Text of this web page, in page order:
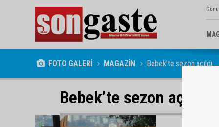
FOTO GALERİ MAGAZİN Bebek’te sezon açıldı
Bebek’te sezon açıldı